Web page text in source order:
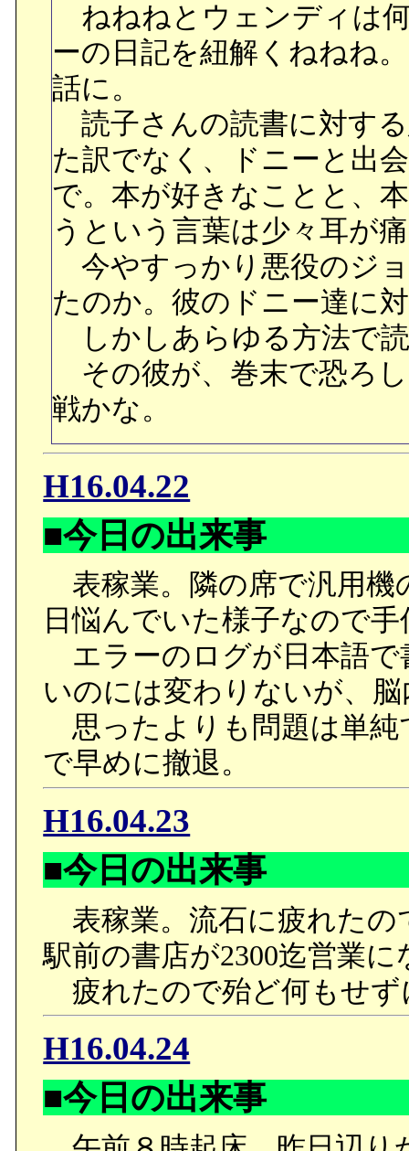
ねねねとウェンディは
ーの日記を紐解くねねね
話に。
読子さんの読書に対す
た訳でなく、ドニーと出
で。本が好きなことと、
うという言葉は少々耳が
今やすっかり悪役のジ
たのか。彼のドニー達に
しかしあらゆる方法で
その彼が、巻末で恐ろ
戦かな。
H16.04.22
■今日の出来事
表稼業。隣の席で汎用機
日悩んでいた様子なので手
エラーのログが日本語で
いのには変わりないが、
思ったよりも問題は単純
で早めに撤退。
H16.04.23
■今日の出来事
表稼業。流石に疲れたの
駅前の書店が2300迄営業
疲れたので殆ど何もせず
H16.04.24
■今日の出来事